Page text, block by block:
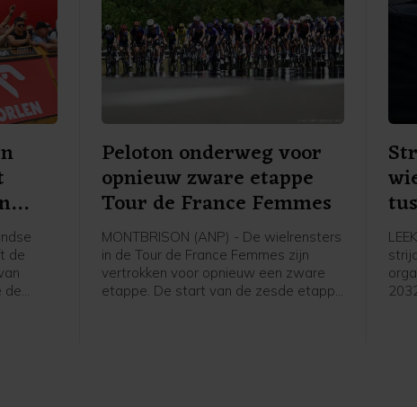
de
de
Peloton onderweg voor
opnieuw zware etappe
Tour de France Femmes
MONTBRISON (ANP) - De wielrensters
in de Tour de France Femmes zijn
vertrokken voor opnieuw een zware
etappe. De start van de zesde etappe